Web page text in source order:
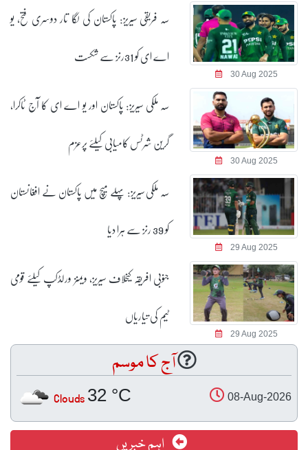
سہ فریقی سیریز: پاکستان کی لگا تار دوسری فتح، یو
اے ای کو 31رنز سے شکست
سہ ملکی سیریز: پاکستان اور یو اے ای کا آج ٹاکرا،
گرین شرٹس کامیابی کیلئے پرعزم
سہ ملکی سیریز: پہلے میچ میں پاکستان نے افغانستان
کو 39 رنز سے ہرا دیا
جنوبی افریقہ کیخلاف سیریز، ویمنز ورلڈکپ کیلئے قومی
ٹیم کی تیاریاں
آج کا موسم
32 °C